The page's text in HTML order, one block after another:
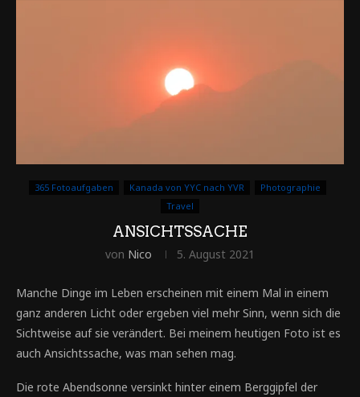
365 Fotoaufgaben Kanada von YYC nach YVR
Photographie
Travel
ANSICHTSSACHE
von Nico 5. August 2021
Manche Dinge im Leben erscheinen mit einem Mal in einem
ganz anderen Licht oder ergeben viel mehr Sinn, wenn sich die
Sichtweise auf sie verändert. Bei meinem heutigen Foto ist es
auch Ansichtssache, was man sehen mag.
Die rote Abendsonne versinkt hinter einem Berggipfel der